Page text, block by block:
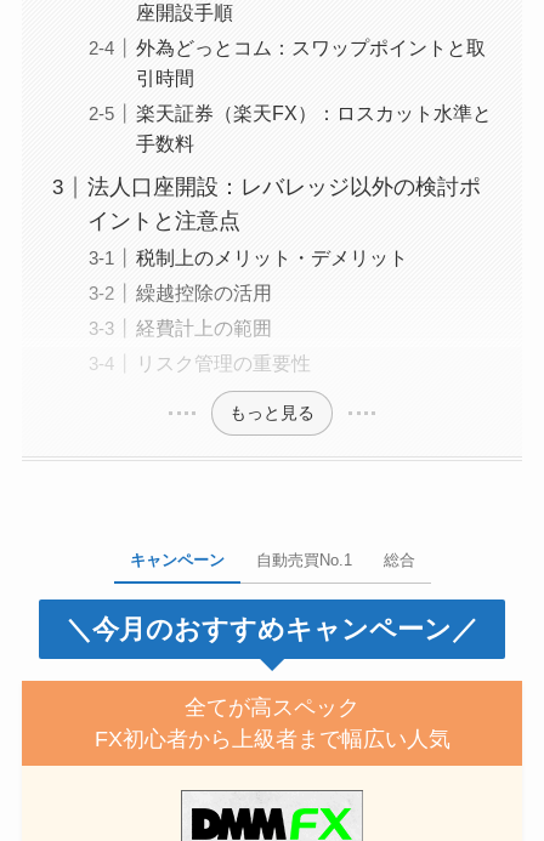
座開設手順
外為どっとコム：スワップポイントと取
引時間
楽天証券（楽天FX）：ロスカット水準と
手数料
法人口座開設：レバレッジ以外の検討ポ
イントと注意点
税制上のメリット・デメリット
繰越控除の活用
経費計上の範囲
リスク管理の重要性
もっと見る
キャンペーン 自動売買No.1 総合
＼今月のおすすめキャンペーン／
全てが高スペック
FX初心者から上級者まで幅広い人気